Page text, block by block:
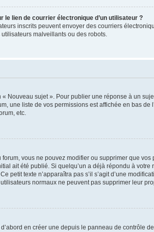
le lien de courrier électronique d’un utilisateur ?
inscrits peuvent envoyer des courriers
malveillants ou des robots.
Nouveau sujet ». Pour publier une réponse à un
une liste de vos permissions est affichée en bas
etc.
vous ne pouvez modifier ou supprimer que
ait été publié. Si quelqu’un a déjà répondu à
petit texte n’apparaîtra pas s’il s’agit d’une
normaux ne peuvent pas supprimer leur
en créer une depuis le panneau de contrôle